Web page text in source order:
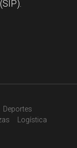
Deportes
Logística